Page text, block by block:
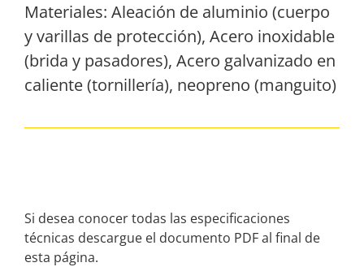
Materiales: Aleación de aluminio (cuerpo
y varillas de protección), Acero inoxidable
(brida y pasadores), Acero galvanizado en
caliente (tornillería), neopreno (manguito)
Si desea conocer todas las especificaciones
técnicas descargue el documento PDF al final de
esta página.